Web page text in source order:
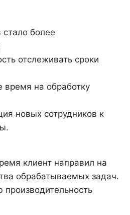
более
отслеживать сроки
время на обработку
новых сотрудников к
клиент направил на
обрабатываемых задач.